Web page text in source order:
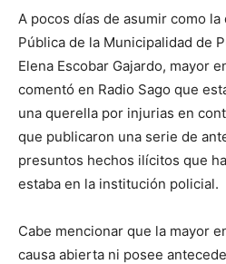
A pocos días de asumir como
Pública de la Municipalidad de
Elena Escobar Gajardo, mayor
comentó en Radio Sago que
una querella por injurias en
que publicaron una serie de
presuntos hechos ilícitos que
estaba en la institución policial.
Cabe mencionar que la mayor
causa abierta ni posee